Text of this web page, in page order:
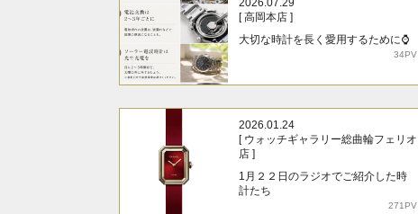
2026.07.29
[ 高岡本店 ]
大切な時計を長く愛用するために⌚
34PV
2026.01.24
[ ウォッチギャラリー総曲輪フェリオ
店 ]
1月２２日のラジオでご紹介した時
計たち
271PV